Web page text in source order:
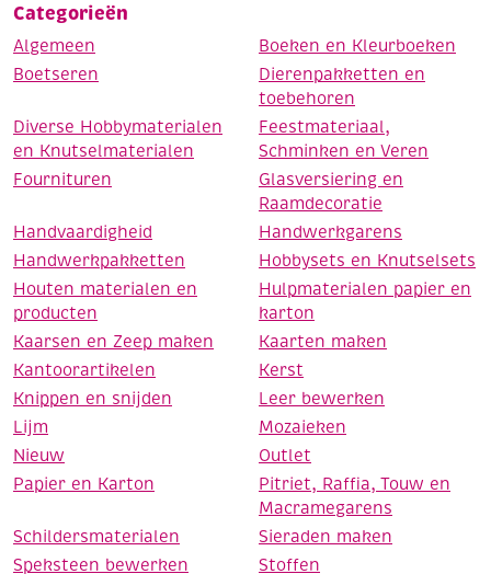
Categorieën
Algemeen
Boeken en Kleurboeken
Boetseren
Dierenpakketten en
toebehoren
Diverse Hobbymaterialen
en Knutselmaterialen
Feestmateriaal,
Schminken en Veren
Fournituren
Glasversiering en
Raamdecoratie
Handvaardigheid
Handwerkgarens
Handwerkpakketten
Hobbysets en Knutselsets
Houten materialen en
producten
Hulpmaterialen papier en
karton
Kaarsen en Zeep maken
Kaarten maken
Kantoorartikelen
Kerst
Knippen en snijden
Leer bewerken
Lijm
Mozaieken
Nieuw
Outlet
Papier en Karton
Pitriet, Raffia, Touw en
Macramegarens
Schildersmaterialen
Sieraden maken
Speksteen bewerken
Stoffen